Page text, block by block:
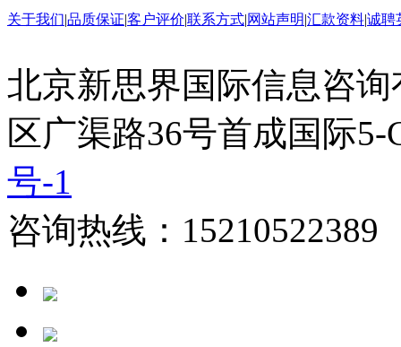
关于我们|品质保证|客户评价|联系方式|网站声明|汇款资料|诚聘
北京新思界国际信息咨
区广渠路36号首成国际
号-1
咨询热线：